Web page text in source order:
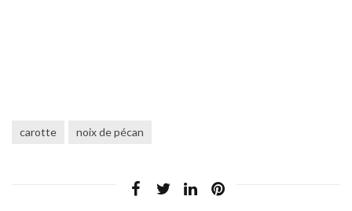
carotte noix de pécan